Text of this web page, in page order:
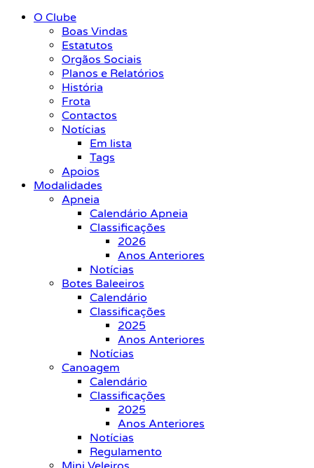
O Clube
Boas Vindas
Estatutos
Orgãos Sociais
Planos e Relatórios
História
Frota
Contactos
Notícias
Em lista
Tags
Apoios
Modalidades
Apneia
Calendário Apneia
Classificações
2026
Anos Anteriores
Notícias
Botes Baleeiros
Calendário
Classificações
2025
Anos Anteriores
Notícias
Canoagem
Calendário
Classificações
2025
Anos Anteriores
Notícias
Regulamento